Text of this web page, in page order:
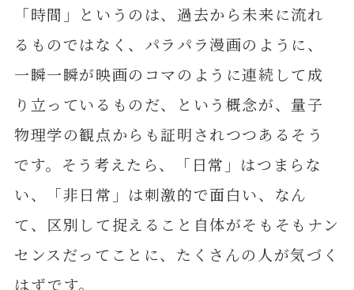
「時間」というのは、過去から未来に流れ
るものではなく、パラパラ漫画のように、
一瞬一瞬が映画のコマのように連続して成
り立っているものだ、という概念が、量子
物理学の観点からも証明されつつあるそう
です。そう考えたら、「日常」はつまらな
い、「非日常」は刺激的で面白い、なん
て、区別して捉えること自体がそもそもナン
センスだってことに、たくさんの人が気づく
はずです。